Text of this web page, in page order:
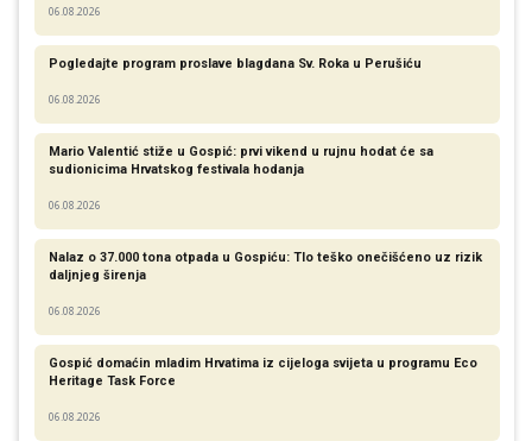
06.08.2026
Pogledajte program proslave blagdana Sv. Roka u Perušiću
06.08.2026
Mario Valentić stiže u Gospić: prvi vikend u rujnu hodat će sa
sudionicima Hrvatskog festivala hodanja
06.08.2026
Nalaz o 37.000 tona otpada u Gospiću: Tlo teško onečišćeno uz rizik
daljnjeg širenja
06.08.2026
Gospić domaćin mladim Hrvatima iz cijeloga svijeta u programu Eco
Heritage Task Force
06.08.2026